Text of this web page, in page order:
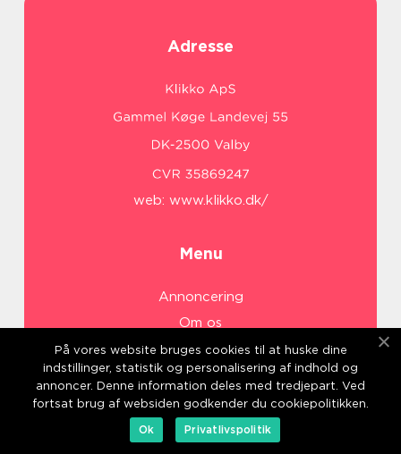
Adresse
web: www.klikko.dk/
Menu
Annoncering
Om os
Cookies
Kontakt os
Sitemap
På vores website bruges cookies til at huske dine
indstillinger, statistik og personalisering af indhold og
annoncer. Denne information deles med tredjepart. Ved
fortsat brug af websiden godkender du cookiepolitikken.
Ok
Privatlivspolitik